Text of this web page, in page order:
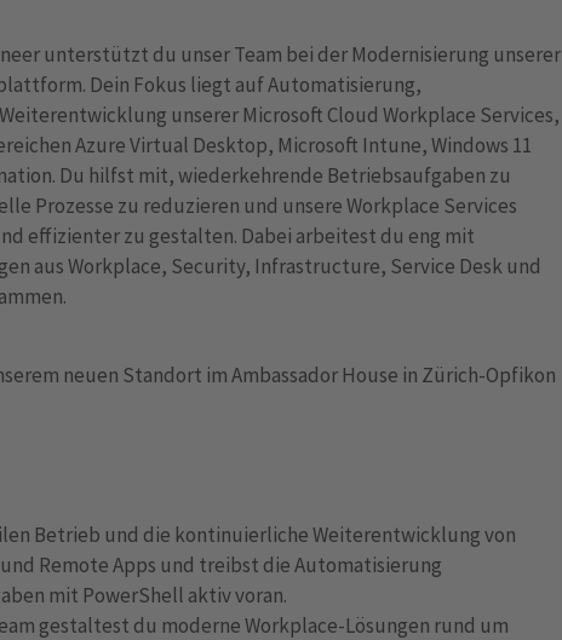
unterstützt du unser Team bei der Modernisierung unserer
Dein Fokus liegt auf Automatisierung,
unserer Microsoft Cloud Workplace Services,
Azure Virtual Desktop, Microsoft Intune, Windows 11
Du hilfst mit, wiederkehrende Betriebsaufgaben zu
Prozesse zu reduzieren und unsere Workplace Services
effizienter zu gestalten. Dabei arbeitest du eng mit
aus Workplace, Security, Infrastructure, Service Desk und
neuen Standort im Ambassador House in Zürich-Opfikon
Betrieb und die kontinuierliche Weiterentwicklung von
Remote Apps und treibst die Automatisierung
mit PowerShell aktiv voran.
gestaltest du moderne Workplace-Lösungen rund um